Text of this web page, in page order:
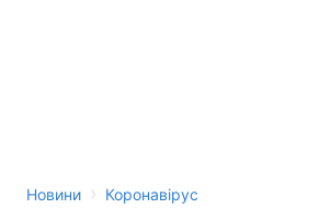
Новини › Коронавірус